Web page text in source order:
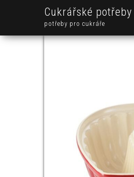
Cukrářské potřeby
potřeby pro cukráře